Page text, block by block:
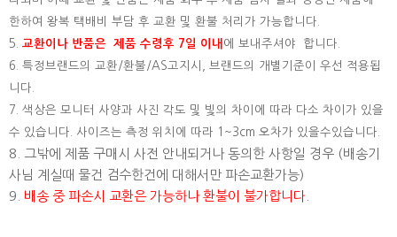
한하여 왕복 택배비 부담 후 교환 및 환불 처리가 가능합니다.
5. 교환이나 반품은 제품 수령후 7일 이내 에 보내주셔야 합니다.
6. 특정브랜드의 교환/환불/AS고지시, 브랜드의 개별기준이 우선 적용됩
니다.
7. 색상은 모니터 사양과 사진 각도 및 빛의 차이에 따라 다소 차이가 있을
수 있습니다. 사이즈는 측정 위치에 따라 1~3cm 오차가 있을수있습니다.
8. 그밖에 제품 구매시 사전 안내되거나 동의한 사항일 경우 (배송기
사님 계실때 물건 검수한건에 대해서만 파손교환가능)
9. 배송 중 파손시 교환은 가능하나 환불이 불가합니다.